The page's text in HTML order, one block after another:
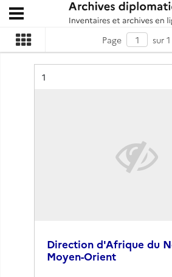
Archives diplomatiques
Ouvrir le menu déroulant
Page sur 1
Résultat n°
1
Direction d'Afrique du
Moyen-Orient